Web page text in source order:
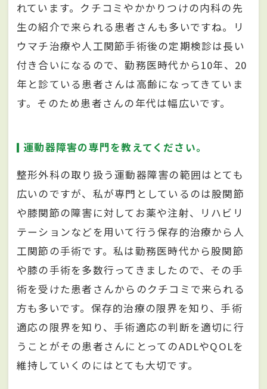
れています。クチコミやかかりつけの内科の先
生の紹介で来られる患者さんも多いですね。リ
ウマチ治療や人工関節手術後の定期検診は長い
付き合いになるので、勤務医時代から10年、20
年と診ている患者さんは高齢になってきていま
す。そのため患者さんの年代は幅広いです。
運動器障害の専門を教えてください。
整形外科の取り扱う運動器障害の範囲はとても
広いのですが、私が専門としているのは股関節
や膝関節の障害に対してお薬や注射、リハビリ
テーションなどを用いて行う保存的治療から人
工関節の手術です。私は勤務医時代から股関節
や膝の手術を多数行ってきましたので、その手
術を受けた患者さんからのクチコミで来られる
方も多いです。保存的治療の限界を知り、手術
適応の限界を知り、手術適応の判断を適切に行
うことがその患者さんにとってのADLやQOLを
維持していくのにはとても大切です。